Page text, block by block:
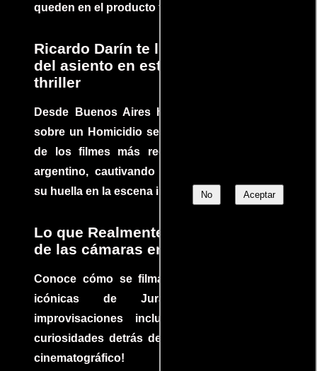
No Aceptar
queden en el producto final.
Ricardo Darín te llevará al borde
del asiento en este increíble
thriller
Desde Buenos Aires hasta el mundo, Tesis
sobre un Homicidio se ha convertido en uno
de los filmes más recomendados del cine
argentino, cautivando audiencias y dejando
su huella en la escena internacional.
Lo que Realmente Sucedió detrás
de las cámaras en Jurassic Park
Conoce cómo se filmaron algunas escenas
icónicas de Jurassic Park, con
improvisaciones incluidas. ¡Descubre las
curiosidades detrás del rodaje de un clásico
cinematográfico!